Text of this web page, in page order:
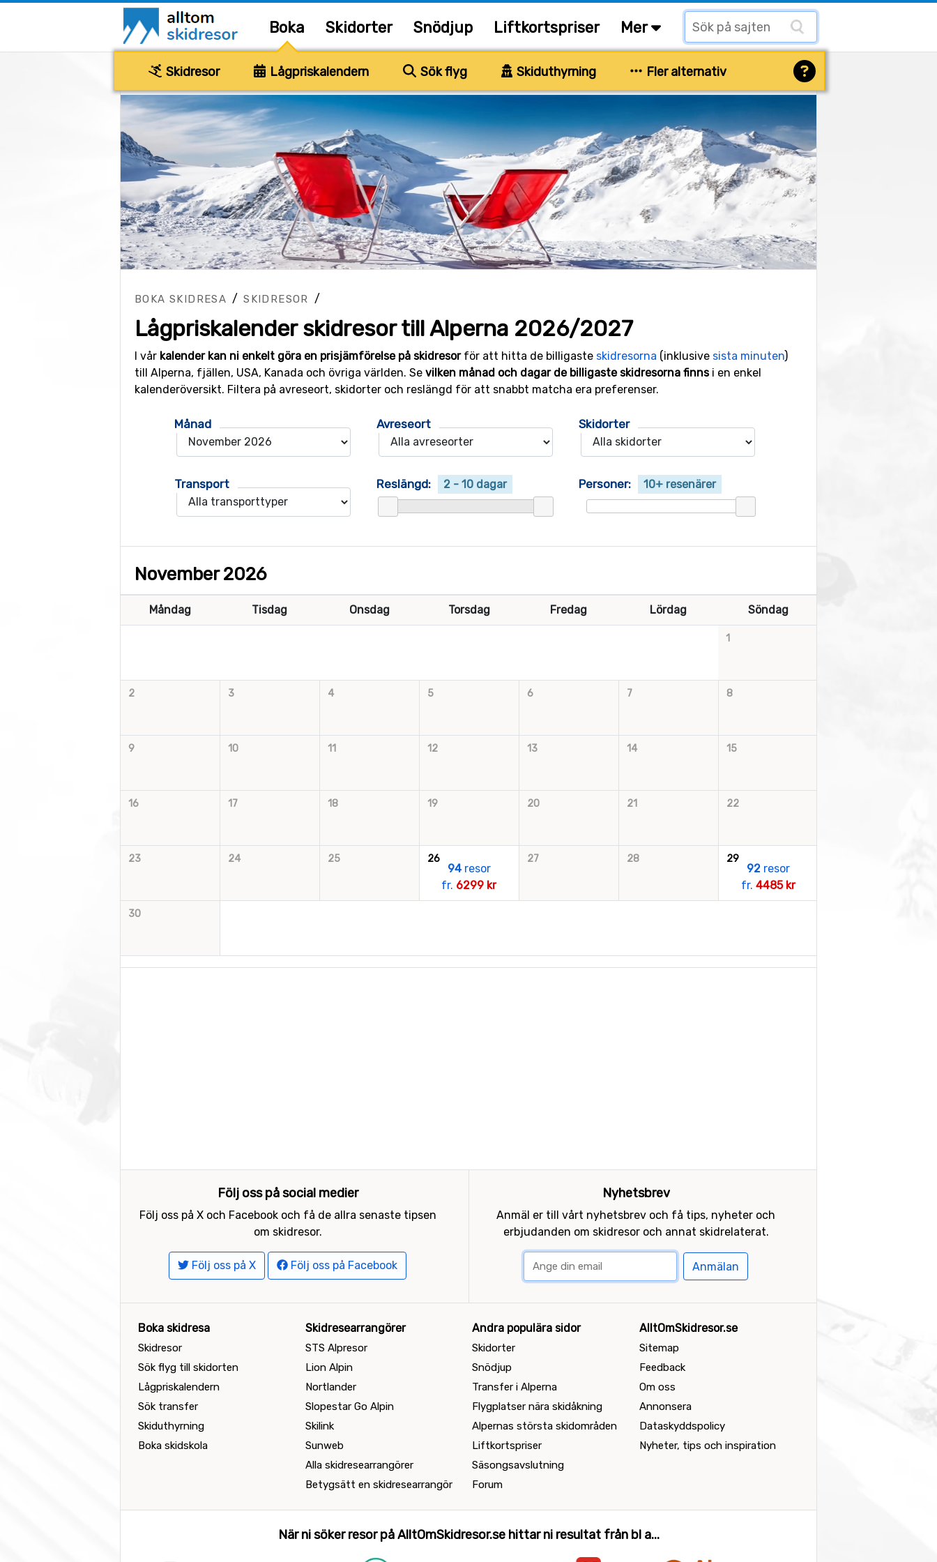
Boka Skidorter Snödjup Liftkortspriser Mer
Skidresor Lågpriskalendern Sök flyg Skiduthyrning Fler alternativ
BOKA SKIDRESA /SKIDRESOR /
Lågpriskalender skidresor till Alperna 2026/2027
I vår kalender kan ni enkelt göra en prisjämförelse på skidresorför att hitta de billigaste skidresorna (inklusive sista minuten)
till Alperna, fjällen, USA, Kanada och övriga världen. Se vilken månad och dagar de billigaste skidresorna finnsi en enkel
kalenderöversikt. Filtera på avreseort, skidorter och reslängd för att snabbt matcha era preferenser.
Månad Avreseort Skidorter
Transport Reslängd: 2 - 10 dagar Personer: 10+ resenärer
November 2026
Måndag Tisdag Onsdag Torsdag Fredag Lördag Söndag
1
2 3 4 5 6 7 8
9 10 11 12 13 14 15
16 17 18 19 20 21 22
23 24 25 26
94resor
fr. 6299 kr
27 28 29
92resor
fr. 4485 kr
30
Följ oss på social medier
Följ oss på X och Facebook och få de allra senaste tipsen
om skidresor.
Följ oss på X Följ oss på Facebook
Nyhetsbrev
Anmäl er till vårt nyhetsbrev och få tips, nyheter och
erbjudanden om skidresor och annat skidrelaterat.
Anmälan
Boka skidresa
Skidresor
Sök flyg till skidorten
Lågpriskalendern
Sök transfer
Skiduthyrning
Boka skidskola
Skidresearrangörer
STS Alpresor
Lion Alpin
Nortlander
Slopestar Go Alpin
Skilink
Sunweb
Alla skidresearrangörer
Betygsätt en skidresearrangör
Andra populära sidor
Skidorter
Snödjup
Transfer i Alperna
Flygplatser nära skidåkning
Alpernas största skidområden
Liftkortspriser
Säsongsavslutning
Forum
AlltOmSkidresor.se
Sitemap
Feedback
Om oss
Annonsera
Dataskyddspolicy
Nyheter, tips och inspiration
När ni söker resor på AlltOmSkidresor.se hittar ni resultat från bl a...